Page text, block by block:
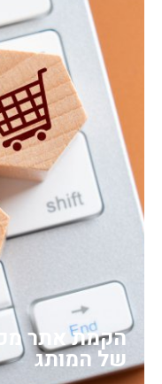
הקמת אתר
של המותג